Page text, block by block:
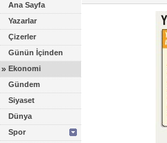
Ana Sayfa
Yazarlar
Çizerler
Günün İçinden
» Ekonomi
Gündem
Siyaset
Dünya
Spor